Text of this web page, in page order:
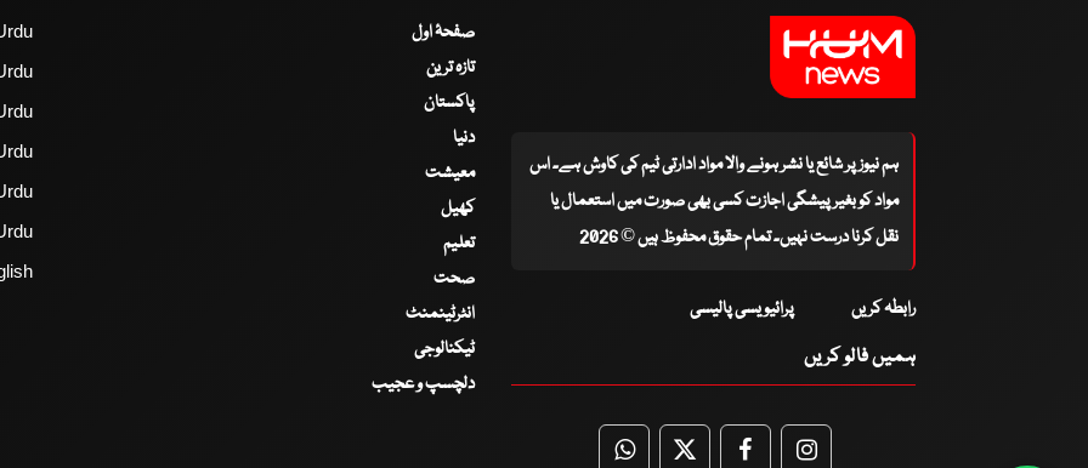
ہم نیوز پر شائع یا نشر ہونے والا مواد ادارتی ٹیم کی کاوش ہے۔ اس
مواد کو بغیر پیشگی اجازت کسی بھی صورت میں استعمال یا
نقل کرنا درست نہیں۔ تمام حقوق محفوظ ہیں © 2026
رابطہ کریں پرائیویسی پالیسی
ہمیں فالو کریں
صفحۂ اول
تازہ ترین
پاکستان
دنیا
معیشت
کھیل
تعلیم
صحت
انٹرٹینمنٹ
ٹیکنالوجی
دلچسپ و عجیب